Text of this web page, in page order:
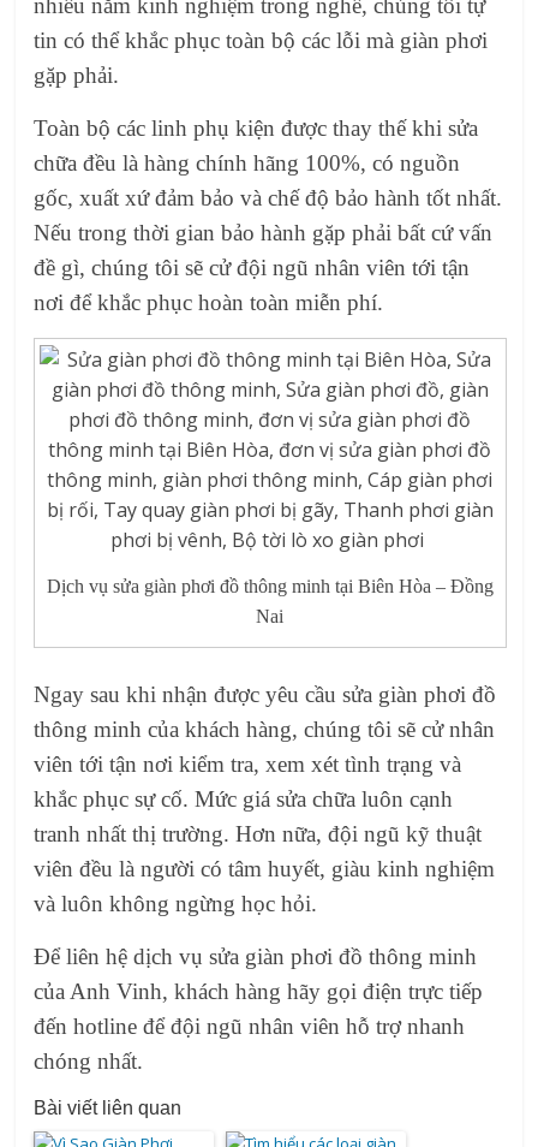
nhiều năm kinh nghiệm trong nghề, chúng tôi tự
tin có thể khắc phục toàn bộ các lỗi mà giàn phơi
gặp phải.
Toàn bộ các linh phụ kiện được thay thế khi sửa
chữa đều là hàng chính hãng 100%, có nguồn
gốc, xuất xứ đảm bảo và chế độ bảo hành tốt nhất.
Nếu trong thời gian bảo hành gặp phải bất cứ vấn
đề gì, chúng tôi sẽ cử đội ngũ nhân viên tới tận
nơi để khắc phục hoàn toàn miễn phí.
Dịch vụ sửa giàn phơi đồ thông minh tại Biên Hòa – Đồng
Nai
Ngay sau khi nhận được yêu cầu sửa giàn phơi đồ
thông minh của khách hàng, chúng tôi sẽ cử nhân
viên tới tận nơi kiểm tra, xem xét tình trạng và
khắc phục sự cố. Mức giá sửa chữa luôn cạnh
tranh nhất thị trường. Hơn nữa, đội ngũ kỹ thuật
viên đều là người có tâm huyết, giàu kinh nghiệm
và luôn không ngừng học hỏi.
Để liên hệ dịch vụ sửa giàn phơi đồ thông minh
của Anh Vinh, khách hàng hãy gọi điện trực tiếp
đến hotline để đội ngũ nhân viên hỗ trợ nhanh
chóng nhất.
Bài viết liên quan